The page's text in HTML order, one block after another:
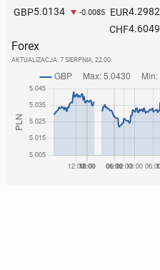
GBP5.0134 -0.0085 EUR4.2982
CHF4.6049
Forex
AKTUALIZACJA: 7 SIERPNIA, 22:00